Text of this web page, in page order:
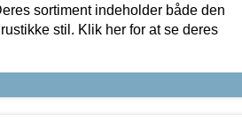
sortiment indeholder både den
stil. Klik her for at se deres